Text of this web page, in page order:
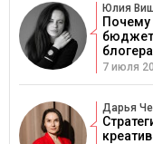
Юлия
7 июля
Дарья